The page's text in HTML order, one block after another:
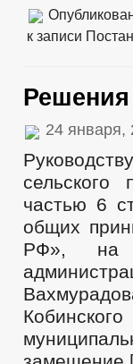
КОМИССИИ
РАБОЧАЯ
ИНФОРМАЦИЯ О
ПРОТИВОДЕЙСТВИЕ
СВЕДЕНИЯ О
КОМИССИЯ ПО
ОБРАТНАЯ
ПРАВОВЫЕ АКТЫ
к записи
Решения
24 января,
сельского
частью 6
общих
РФ», на